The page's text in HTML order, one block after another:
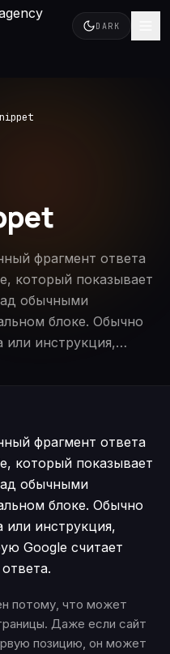
DARK
фрагмент ответа
который показывает
обычными
блоке. Обычно
или инструкция,…
фрагмент ответа
который показывает
обычными
блоке. Обычно
или инструкция,
Google считает
потому, что может
Даже если сайт
позицию, он может